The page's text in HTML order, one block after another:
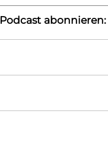
Podcast abonnieren: